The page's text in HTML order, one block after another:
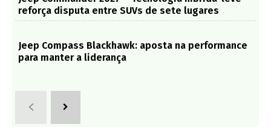
reforça disputa entre SUVs de sete lugares
Jeep Compass Blackhawk: aposta na performance
para manter a liderança